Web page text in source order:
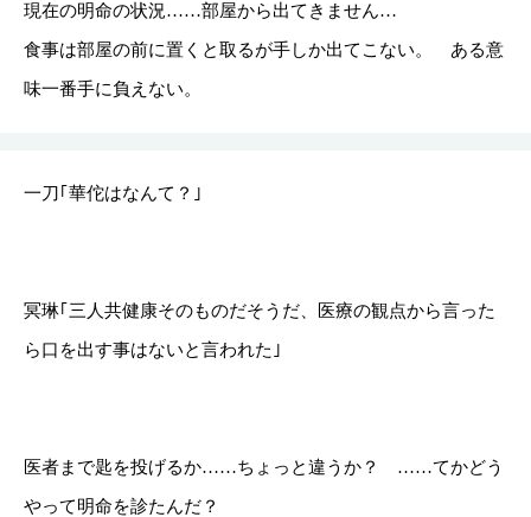
現在の明命の状況……部屋から出てきません…
食事は部屋の前に置くと取るが手しか出てこない。 ある意
味一番手に負えない。
一刀｢華佗はなんて？｣
冥琳｢三人共健康そのものだそうだ、医療の観点から言った
ら口を出す事はないと言われた｣
医者まで匙を投げるか……ちょっと違うか？ ……てかどう
やって明命を診たんだ？